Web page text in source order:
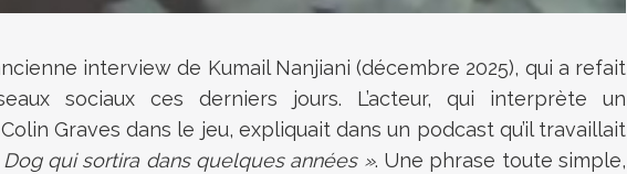
interview de Kumail Nanjiani (décembre 2025), qui a refait
sociaux ces derniers jours. L’acteur, qui interprète un
Graves dans le jeu, expliquait dans un podcast qu’il travaillait
qui sortira dans quelques années ». Une phrase toute simple,